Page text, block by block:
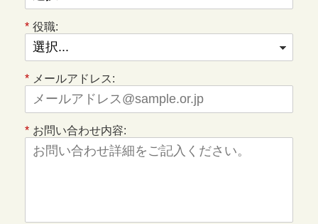
* 役職:
* メールアドレス:
* お問い合わせ内容: